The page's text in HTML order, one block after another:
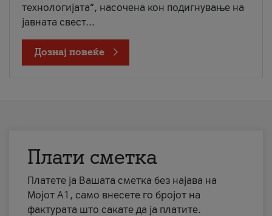
технологијата“, насочена кон подигнување на
јавната свест...
Дознај повеќе
Плати сметка
Платете ја Вашата сметка без најава на
Мојот А1, само внесете го бројот на
фактурата што сакате да ја платите.